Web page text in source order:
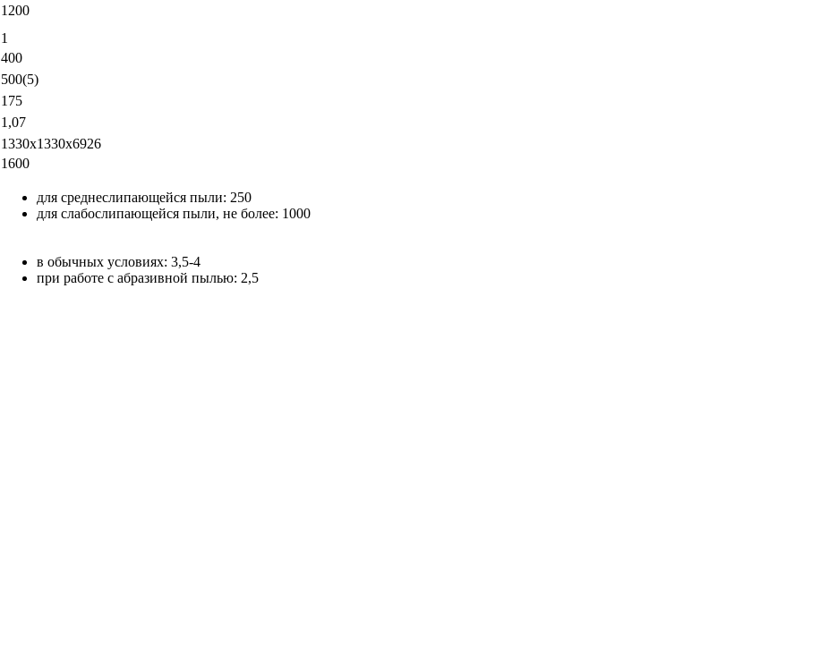
1200
1
400
500(5)
175
1,07
1330x1330x6926
1600
для среднеслипающейся пыли: 250
для слабослипающейся пыли, не более: 1000
в обычных условиях: 3,5-4
при работе с абразивной пылью: 2,5